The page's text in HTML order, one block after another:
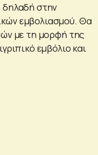
στην
εμβολιασμού. Θα
με τη μορφή της
εμβόλιο και